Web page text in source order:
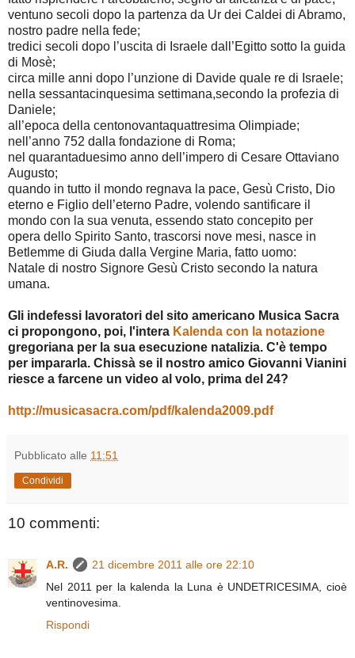
ventuno secoli dopo la partenza da Ur dei Caldei di Abramo,
nostro padre nella fede;
tredici secoli dopo l’uscita di Israele dall’Egitto sotto la guida
di Mosè;
circa mille anni dopo l’unzione di Davide quale re di Israele;
nella sessantacinquesima settimana,secondo la profezia di
Daniele;
all’epoca della centonovantaquattresima Olimpiade;
nell’anno 752 dalla fondazione di Roma;
nel quarantaduesimo anno dell’impero di Cesare Ottaviano
Augusto;
quando in tutto il mondo regnava la pace, Gesù Cristo, Dio
eterno e Figlio dell’eterno Padre, volendo santificare il
mondo con la sua venuta, essendo stato concepito per
opera dello Spirito Santo, trascorsi nove mesi, nasce in
Betlemme di Giuda dalla Vergine Maria, fatto uomo:
Natale di nostro Signore Gesù Cristo secondo la natura
umana.
Gli indefessi lavoratori del sito americano Musica Sacra
ci propongono, poi, l'intera Kalenda con la notazione
gregoriana per la sua esecuzione natalizia. C'è tempo
per impararla. Chissà se il nostro amico Giovanni Vianini
riesce a farcene un video al volo, prima del 24?
http://musicasacra.com/pdf/kalenda2009.pdf
Pubblicato alle 11:51
Condividi
10 commenti:
A.R.
21 dicembre 2011 alle ore 22:10
Nel 2011 per la kalenda la Luna è UNDETRICESIMA, cioè
ventinovesima.
Rispondi